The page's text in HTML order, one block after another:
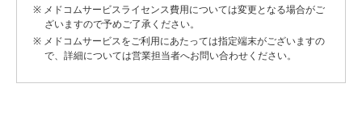
※ メドコムサービスライセンス費用については変更となる場合がご
ざいますので予めご了承ください。
※ メドコムサービスをご利用にあたっては指定端末がございますの
で、詳細については営業担当者へお問い合わせください。